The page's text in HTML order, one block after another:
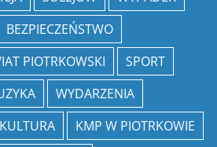
BEZPIECZEŃSTWO
PIOTRKOWSKI
SPORT
WYDARZENIA
KULTURA
KMP W PIOTRKOWIE